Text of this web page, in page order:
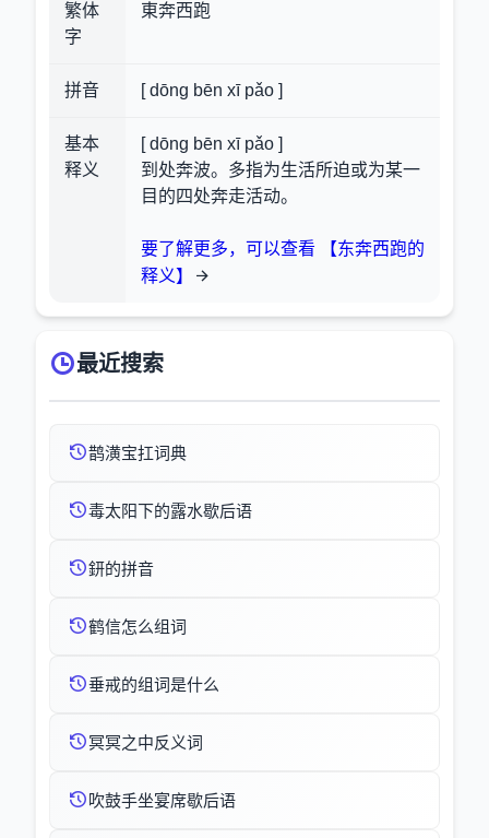
繁体
字
東奔西跑
拼音 [ dōng bēn xī pǎo ]
基本
释义
[ dōng bēn xī pǎo ]
到处奔波。多指为生活所迫或为某一
目的四处奔走活动。
要了解更多，可以查看 【东奔西跑的
释义】
最近搜索
鹊潢宝扛词典
毒太阳下的露水歇后语
鈃的拼音
鹤信怎么组词
垂戒的组词是什么
冥冥之中反义词
吹鼓手坐宴席歇后语